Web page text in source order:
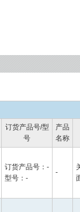
订货产品号/型
号
产品
名称
订货产品号：-
型号：-
-